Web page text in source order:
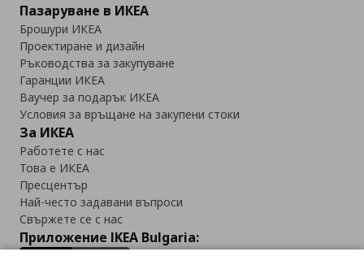
Пазаруване в ИКЕА
Брошури ИКЕА
Проектиране и дизайн
Ръководства за закупуване
Гаранции ИКЕА
Ваучер за подарък ИКЕА
Условия за връщане на закупени стоки
За ИКЕА
Работете с нас
Това е ИКЕА
Пресцентър
Най-често задавани въпроси
Свържете се с нас
Приложение IKEA Bulgaria: